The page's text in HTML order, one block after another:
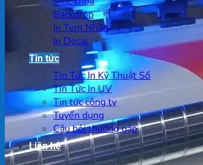
Backdrop
In Tem Nhãn
In Decal
Tin tức
Tin Tức In Kỹ Thuật Số
Tin Tức In UV
Tin tức công ty
Tuyển dụng
Câu hỏi thường gặp
Liên hệ